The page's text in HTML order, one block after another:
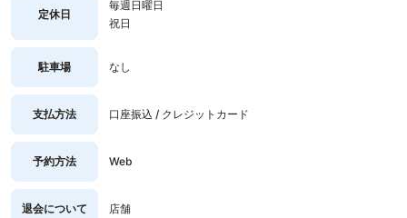
定休日
毎週日曜日
祝日
駐車場 なし
支払方法 口座振込 / クレジットカード
予約方法 Web
退会について 店舗